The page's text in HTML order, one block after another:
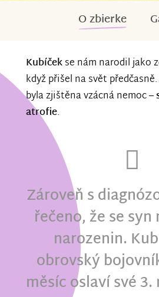
O zbierke
Kubíčekse nám narodil jako
když přišel na svět
byla zjištěna vzácná nemoc –
atrofie.
Zároveň s
řečeno, že se
narozenin.
obrovský
měsíc oslaví své